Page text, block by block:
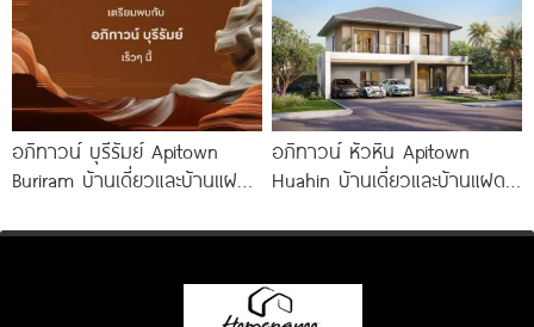
อภิทาวน์ บุรีรัมย์ Apitown
Buriram บ้านเดี่ยวและบ้านแฝดซี
นางรอง พร้อม Fitness 24
อภิทาวน์ หัวหิน Apitown
Huahin บ้านเดี่ยวและบ้านแฝด